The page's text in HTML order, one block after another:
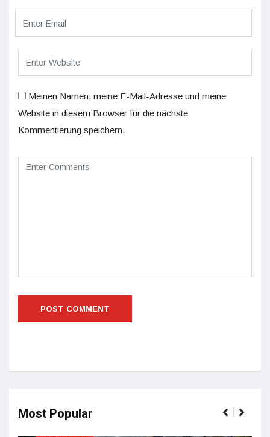
Meinen Namen, meine E-Mail-Adresse und meine
Website in diesem Browser für die nächste
Kommentierung speichern.
Most Popular